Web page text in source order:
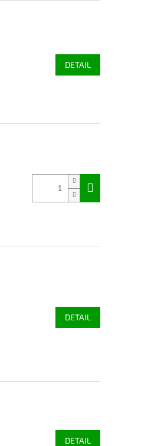
DETAIL
DETAIL
DETAIL